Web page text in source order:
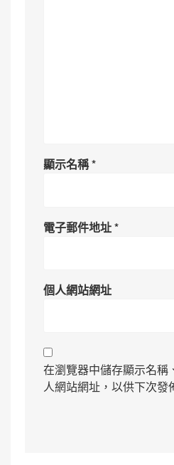
顯示名稱*
電子郵件地址*
個人網站網址
在瀏覽器中儲存顯示名稱
人網站網址，以供下次發